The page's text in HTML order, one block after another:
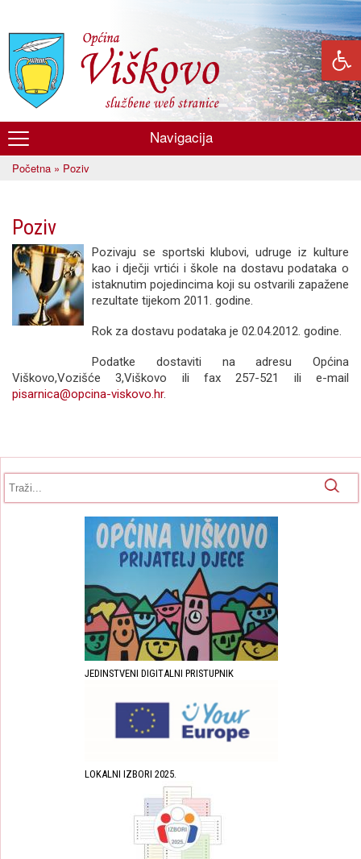
glavni
sadržaj
Općina
Viškovo
Navigacija
Početna » Poziv
Poziv
Pozivaju se sportski klubovi, udruge iz kulture
kao i dječji vrtići i škole na dostavu podataka o
istaknutim pojedincima koji su ostvarili zapažene
rezultate tijekom 2011. godine.
Rok za dostavu podataka je 02.04.2012. godine.
Podatke dostaviti na adresu Općina
Viškovo,Vozišće 3,Viškovo ili fax 257-521 ili e-mail
pisarnica@opcina-viskovo.hr.
JEDINSTVENI DIGITALNI PRISTUPNIK
LOKALNI IZBORI 2025.